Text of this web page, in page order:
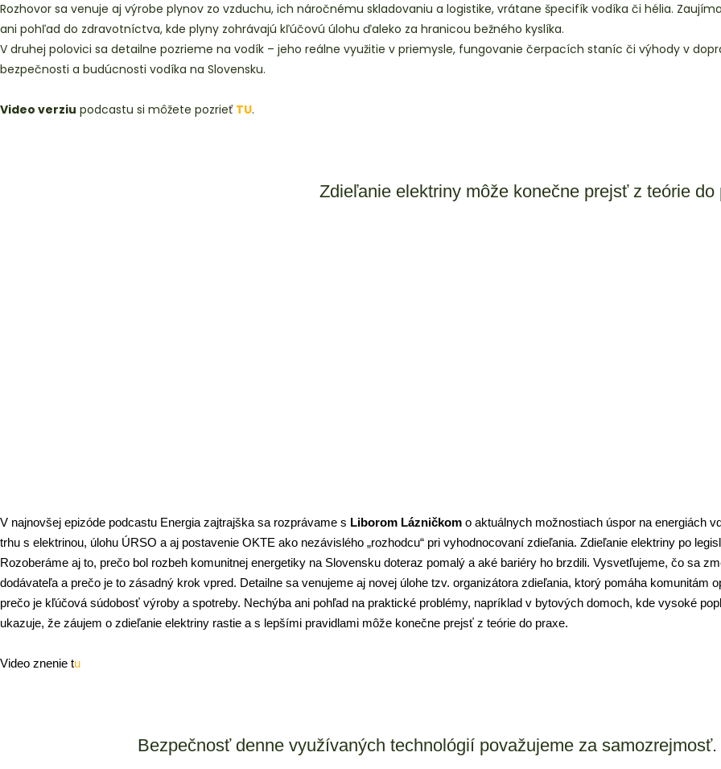
Rozhovor sa venuje aj výrobe plynov zo vzduchu, ich náročnému skladovaniu a logistike, vrátane špecifík vodíka či hélia.
ani pohľad do zdravotníctva, kde plyny zohrávajú kľúčovú úlohu ďaleko za hranicou bežného kyslíka.
V druhej polovici sa detailne pozrieme na vodík – jeho reálne využitie v priemysle, fungovanie čerpacích staníc či výhody v
bezpečnosti a budúcnosti vodíka na Slovensku.
Video verziu podcastu si môžete pozrieť TU.
Zdieľanie elektriny môže konečne prejsť z teórie do
V najnovšej epizóde podcastu Energia zajtrajška sa rozprávame s Liborom Lázničkom o aktuálnych možnostiach úspor na energiách
trhu s elektrinou, úlohu ÚRSO a aj postavenie OKTE ako nezávislého „rozhodcu“ pri vyhodnocovaní zdieľania. Zdieľanie elektriny po
Rozoberáme aj to, prečo bol rozbeh komunitnej energetiky na Slovensku doteraz pomalý a aké bariéry ho brzdili. Vysvetľujeme, čo sa
dodávateľa a prečo je to zásadný krok vpred. Detailne sa venujeme aj novej úlohe tzv. organizátora zdieľania, ktorý pomáha
prečo je kľúčová súdobosť výroby a spotreby. Nechýba ani pohľad na praktické problémy, napríklad v bytových domoch, kde vysoké
ukazuje, že záujem o zdieľanie elektriny rastie a s lepšími pravidlami môže konečne prejsť z teórie do praxe.
Video znenie tu
Bezpečnosť denne využívaných technológií považujeme za